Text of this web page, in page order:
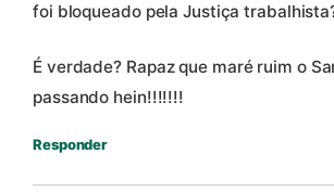
foi bloqueado pela Justiça
É verdade? Rapaz que maré ruim o
passando hein!!!!!!!
Responder